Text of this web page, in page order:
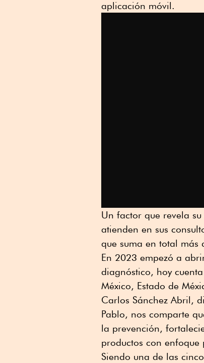
aplicación móvil.
Un factor que revela
atienden en sus
que suma en total más
En 2023 empezó a
diagnóstico, hoy
México, Estado de
Carlos Sánchez Abril,
Pablo, nos comparte
la prevención,
productos con enfoque
Siendo una de las